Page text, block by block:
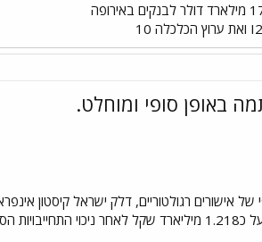
באופן סופי ומוחלט.
אישורים רגולטוריים, דלק ישראל קיסטון
מערכות תקשורת, הסכום שישולם להוט עומד על כ1.218